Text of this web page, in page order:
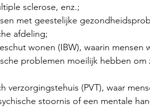
sclerose, enz.;
met geestelijke
afdeling;
wonen (IBW), waarin mensen
problemen moeilijk hebben om
verzorgingstehuis (PVT), waar
stoornis of een mentale